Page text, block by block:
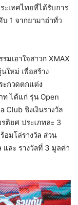
ะเทศไทยที่ได้รับการ
1 จากยามาฮ่าทั่ว
มเอาใจสาวก XMAX
ใหม่ เพื่อสร้าง
ะกวดตกแต่ง
ท ได้แก่ รุ่น Open
Club ชิงเงินรางวัล
ติยศ ประเภทละ 3
อมโล่รางวัล ส่วน
และ รางวัลที่ 3 มูลค่า